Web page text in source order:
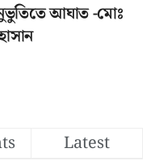
আঘাত -মোঃ
Latest